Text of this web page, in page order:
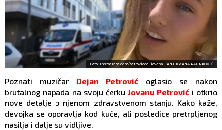
Foto: Instagram.com/petroviccc_jovana, TANJUG/ ANA PAUNKOVIĆ
Poznati muzičar Dejan Petrović oglasio se nakon
brutalnog napada na svoju ćerkuJovanu Petrovići otkrio
nove detalje o njenom zdravstvenom stanju. Kako kaže,
devojka se oporavlja kod kuće, ali posledice pretrpljenog
nasilja i dalje su vidljive.